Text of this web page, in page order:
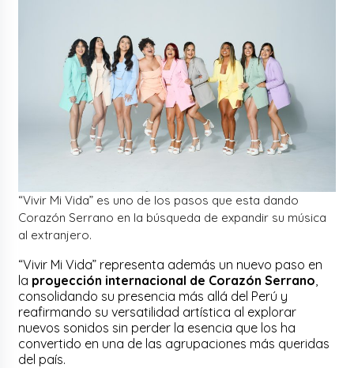
“Vivir Mi Vida” es uno de los pasos que esta dando
Corazón Serrano en la búsqueda de expandir su música
al extranjero.
“Vivir Mi Vida” representa además un nuevo paso en
la proyección internacional de Corazón Serrano,
consolidando su presencia más allá del Perú y
reafirmando su versatilidad artística al explorar
nuevos sonidos sin perder la esencia que los ha
convertido en una de las agrupaciones más queridas
del país.